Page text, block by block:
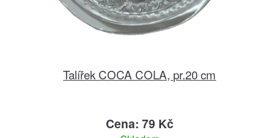
Talířek COCA COLA, pr.20 cm
Cena: 79 Kč